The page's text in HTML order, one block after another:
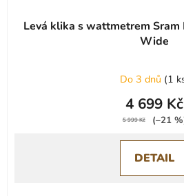
Levá klika s wattmetrem Sram
Wide
Do 3 dnů (1
4 699 Kč
5 999 Kč (–21
DETAIL